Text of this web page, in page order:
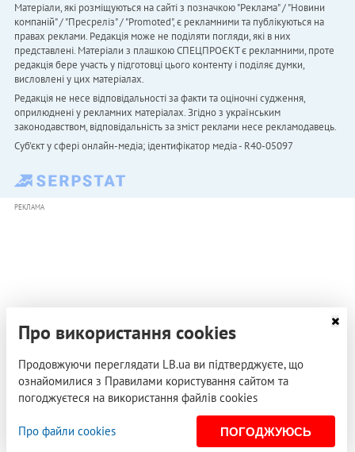
Матеріали, які розміщуються на сайті з позначкою "Реклама" / "Новини
компаній" / "Пресреліз" / "Promoted", є рекламними та публікуються на
правах реклами. Редакція може не поділяти погляди, які в них
представлені. Матеріали з плашкою СПЕЦПРОЄКТ є рекламними, проте
редакція бере участь у підготовці цього контенту і поділяє думки,
висловлені у цих матеріалах.
Редакція не несе відповідальності за факти та оціночні судження,
оприлюднені у рекламних матеріалах. Згідно з українським
законодавством, відповідальність за зміст реклами несе рекламодавець.
Cуб'єкт у сфері онлайн-медіа; ідентифікатор медіа - R40-05097
РЕКЛАМА
Про використання cookies
Продовжуючи переглядати LB.ua ви підтверджуєте, що
ознайомилися з Правилами користування сайтом та
погоджуєтеся на використання файлів cookies
Про файли cookies ПОГОДЖУЮСЬ